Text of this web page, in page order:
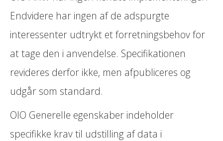
Endvidere har ingen af de adspurgte
interessenter udtrykt et forretningsbehov for
at tage den i anvendelse. Specifikationen
revideres derfor ikke, men afpubliceres og
udgår som standard.
OIO Generelle egenskaber indeholder
specifikke krav til udstilling af data i